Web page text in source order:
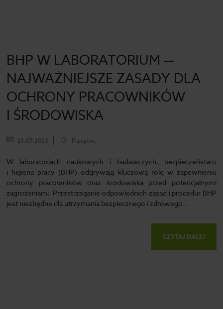
BHP W LABORATORIUM —
NAJWAŻNIEJSZE ZASADY DLA
OCHRONY PRACOWNIKÓW
I ŚRODOWISKA
21.07.2023 Przepisy,
W laboratoriach naukowych i badawczych, bezpieczeństwo
i higiena pracy (BHP) odgrywają kluczową rolę w zapewnieniu
ochrony pracowników oraz środowiska przed potencjalnymi
zagrożeniami. Przestrzeganie odpowiednich zasad i procedur BHP
jest niezbędne dla utrzymania bezpiecznego i zdrowego…
CZYTAJ DALEJ